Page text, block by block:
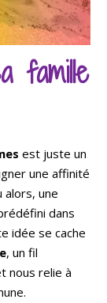
famille
est juste un
une affinité
alors, une
dans
idée se cache
, un fil
nous relie à